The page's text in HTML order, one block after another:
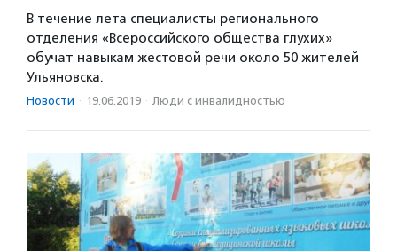
В течение лета специалисты регионального
отделения «Всероссийского общества глухих»
обучат навыкам жестовой речи около 50 жителей
Ульяновска.
Новости · 19.06.2019 · Люди с инвалидностью